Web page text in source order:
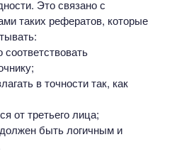
Это связано с
таких рефератов, которые
в точности так, как
от третьего лица;
быть логичным и